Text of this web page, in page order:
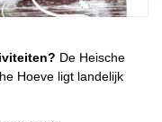
De Heische
Hoeve ligt landelijk